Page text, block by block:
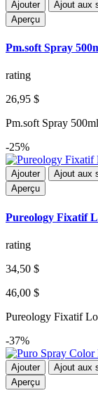
Ajouter Ajout aux
Aperçu
Pm.soft Spray
rating
26,95 $
Pm.soft Spray
-25%
Ajouter Ajout aux
Aperçu
Pureology Fixatif
rating
34,50 $
46,00 $
Pureology Fixatif
-37%
Ajouter Ajout aux
Aperçu